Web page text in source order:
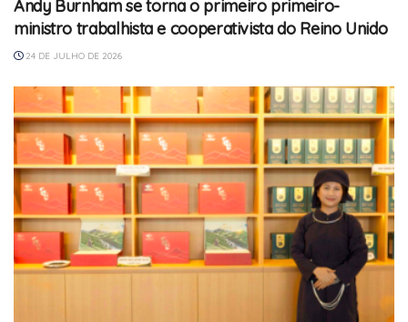
Andy Burnham se torna o primeiro primeiro-
ministro trabalhista e cooperativista do Reino Unido
24 DE JULHO DE 2026